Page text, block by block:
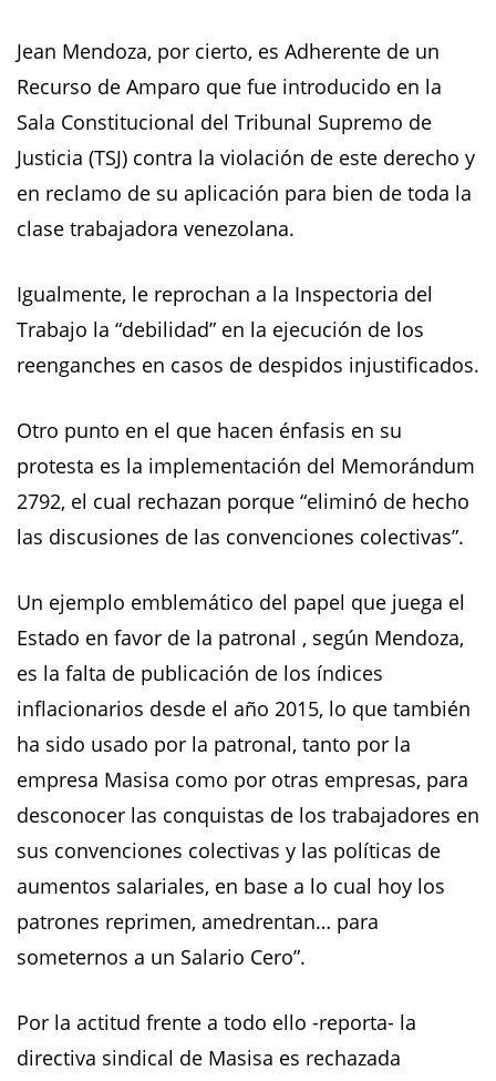
Jean Mendoza, por cierto, es Adherente de un
Recurso de Amparo que fue introducido en la
Sala Constitucional del Tribunal Supremo de
Justicia (TSJ) contra la violación de este derecho y
en reclamo de su aplicación para bien de toda la
clase trabajadora venezolana.
Igualmente, le reprochan a la Inspectoria del
Trabajo la “debilidad” en la ejecución de los
reenganches en casos de despidos injustificados.
Otro punto en el que hacen énfasis en su
protesta es la implementación del Memorándum
2792, el cual rechazan porque “eliminó de hecho
las discusiones de las convenciones colectivas”.
Un ejemplo emblemático del papel que juega el
Estado en favor de la patronal , según Mendoza,
es la falta de publicación de los índices
inflacionarios desde el año 2015, lo que también
ha sido usado por la patronal, tanto por la
empresa Masisa como por otras empresas, para
desconocer las conquistas de los trabajadores en
sus convenciones colectivas y las políticas de
aumentos salariales, en base a lo cual hoy los
patrones reprimen, amedrentan… para
someternos a un Salario Cero”.
Por la actitud frente a todo ello -reporta- la
directiva sindical de Masisa es rechazada